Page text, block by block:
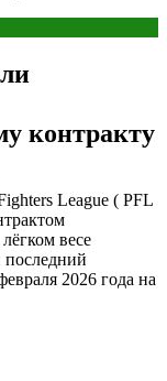
контракту
League ( PFL
весе
2026 года на